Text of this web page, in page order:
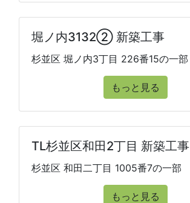
堀ノ内3132② 新築工事
杉並区 堀ノ内3丁目 226番15の一部
もっと見る
TL杉並区和田2丁目 新築工事
杉並区 和田二丁目 1005番7の一部
もっと見る